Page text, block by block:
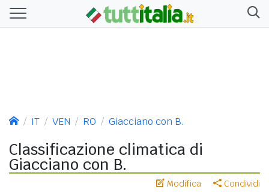
IT VEN RO Giacciano con B.
Classificazione climatica di
Giacciano con B.
Modifica Condividi